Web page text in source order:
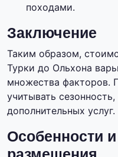
походами.
Заключение
Таким образом,
Турки до Ольхона
множества факторов.
учитывать
дополнительных услуг.
Особенности